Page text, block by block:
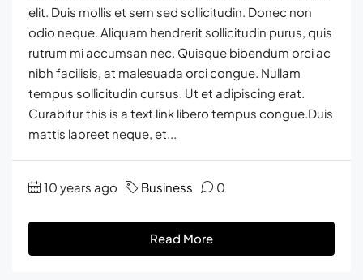
elit. Duis mollis et sem sed sollicitudin. Donec non
odio neque. Aliquam hendrerit sollicitudin purus, quis
rutrum mi accumsan nec. Quisque bibendum orci ac
nibh facilisis, at malesuada orci congue. Nullam
tempus sollicitudin cursus. Ut et adipiscing erat.
Curabitur this is a text link libero tempus congue.Duis
mattis laoreet neque, et...
10 years ago Business 0
Read More